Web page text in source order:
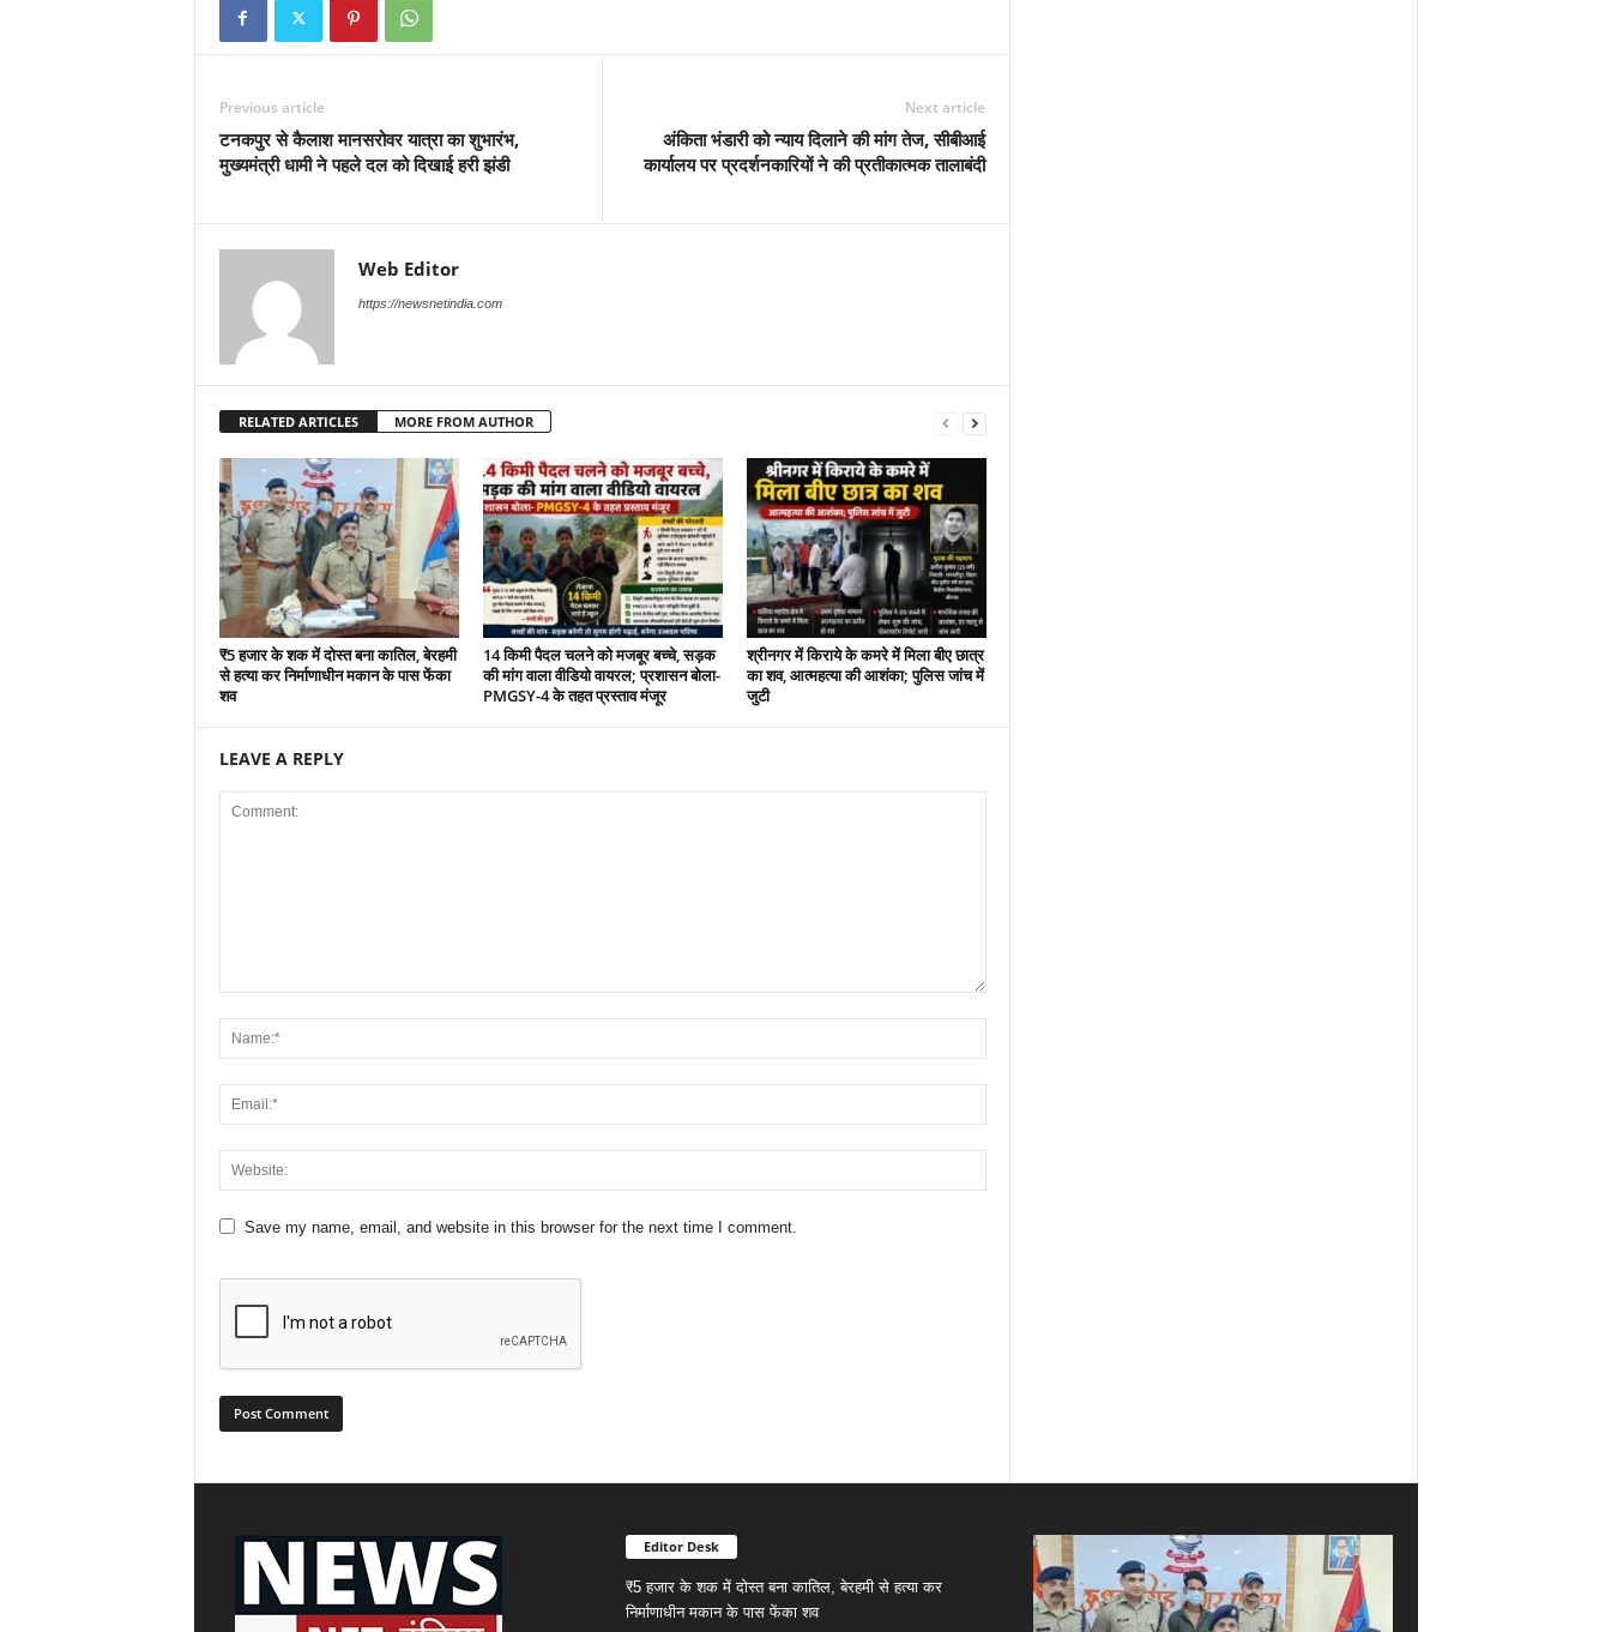
Previous article
टनकपुर से कैलाश मानसरोवर यात्रा का शुभारंभ,
मुख्यमंत्री धामी ने पहले दल को दिखाई हरी झंडी
Next article
अंकिता भंडारी को न्याय दिलाने की मांग तेज, सीबीआई
कार्यालय पर प्रदर्शनकारियों ने की प्रतीकात्मक तालाबंदी
Web Editor
https://newsnetindia.com
RELATED ARTICLES MORE FROM AUTHOR
₹5 हजार के शक में दोस्त बना कातिल, बेरहमी
से हत्या कर निर्माणाधीन मकान के पास फेंका
शव
14 किमी पैदल चलने को मजबूर बच्चे, सड़क
की मांग वाला वीडियो वायरल; प्रशासन बोला-
PMGSY-4 के तहत प्रस्ताव मंजूर
श्रीनगर में किराये के कमरे में मिला बीए छात्र
का शव, आत्महत्या की आशंका; पुलिस जांच में
जुटी
LEAVE A REPLY
Save my name, email, and website in this browser for the next time I comment.
Editor Desk
₹5 हजार के शक में दोस्त बना कातिल, बेरहमी से हत्या कर
निर्माणाधीन मकान के पास फेंका शव